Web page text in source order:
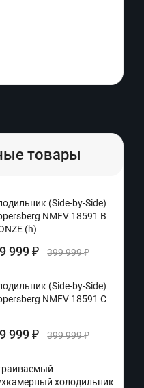
товары
(Side-by-Side)
NMFV 18591 B
(h)
999₽ 399 999₽
(Side-by-Side)
NMFV 18591 C
999₽ 399 999₽
холодильник